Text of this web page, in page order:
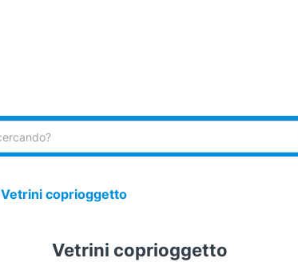
Vetrini coprioggetto
Vetrini coprioggetto